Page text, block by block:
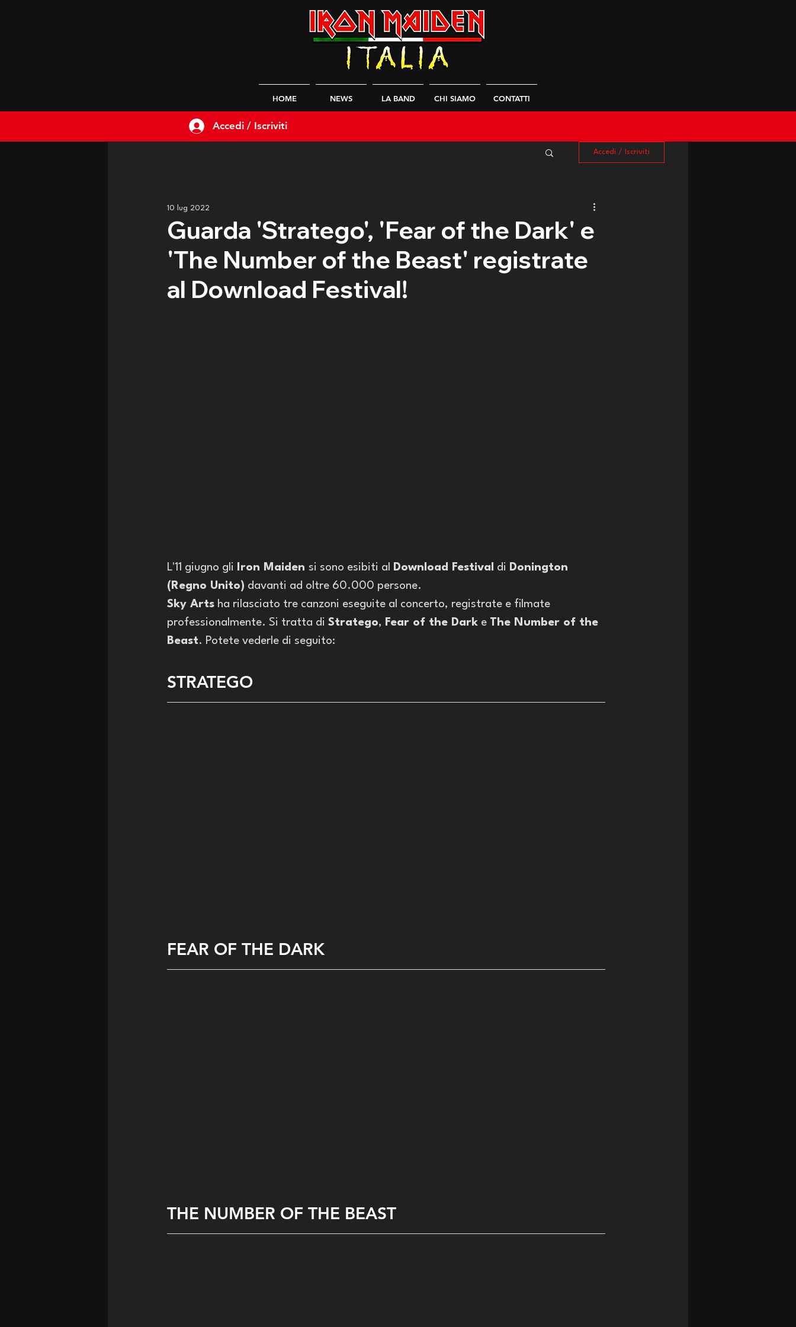
HOME NEWS LA BAND CHI SIAMO CONTATTI
Accedi / Iscriviti
Accedi / Iscriviti
Guarda 'Stratego', 'Fear of the Dark' e
'The Number of the Beast' registrate
al Download Festival!
10 lug 2022
L'11 giugno gli Iron Maiden si sono esibiti al Download Festival di Donington
(Regno Unito) davanti ad oltre 60.000 persone.
Sky Arts ha rilasciato tre canzoni eseguite al concerto, registrate e filmate
professionalmente. Si tratta di Stratego, Fear of the Dark e The Number of the
Beast. Potete vederle di seguito:
STRATEGO
FEAR OF THE DARK
THE NUMBER OF THE BEAST